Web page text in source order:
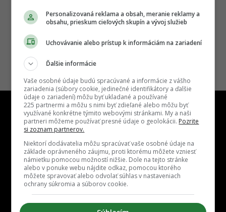
Kontakt Inzercia Cenník Redakcia Kariéra
Personalizovaná reklama a obsah, meranie reklamy a
obsahu, prieskum cieľových skupín a vývoj služieb
Uchovávanie alebo prístup k informáciám na zariadení
Ďalšie informácie
Vaše osobné údaje budú spracúvané a informácie z vášho
zariadenia (súbory cookie, jedinečné identifikátory a ďalšie
údaje o zariadení) môžu byť ukladané a používané
225 partnermi a môžu s nimi byť zdieľané alebo môžu byť
využívané konkrétne týmito webovými stránkami. My a naši
partneri môžeme používať presné údaje o geolokácii. Pozrite
si zoznam partnerov.
Niektorí dodávatelia môžu spracúvať vaše osobné údaje na
základe oprávneného záujmu, proti ktorému môžete vzniesť
námietku pomocou možností nižšie. Dole na tejto stránke
alebo v ponuke webu nájdite odkaz, pomocou ktorého
môžete spravovať alebo odvolať súhlas v nastaveniach
ochrany súkromia a súborov cookie.